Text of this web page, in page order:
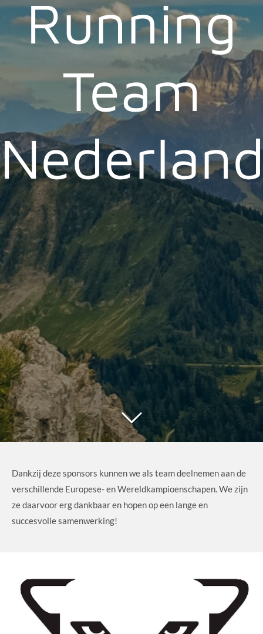
Running
Team
Dankzij deze sponsors kunnen we als team deelnemen aan de
verschillende Europese- en Wereldkampioenschapen. We zijn
ze daarvoor erg dankbaar en hopen op een lange en
succesvolle samenwerking!